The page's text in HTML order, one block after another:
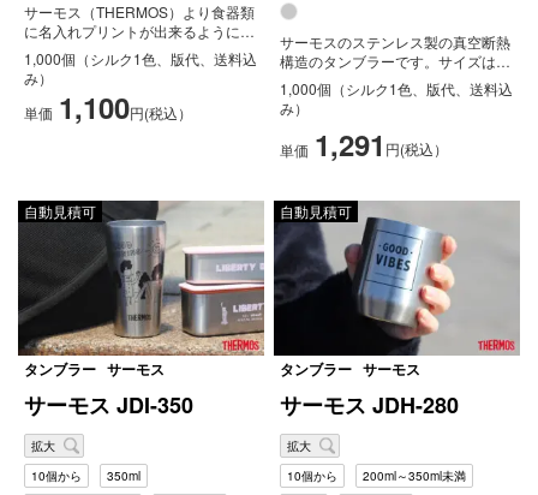
サーモス（THERMOS）より食器類
に名入れプリントが出来るようにな
りました！サーモス（THERMO...
1,000個（シルク1色、版代、送料込
み）
単価 1,100円(税込）
サーモスのステンレス製の真空断熱
構造のタンブラーです。サイズは
300mlです。ホットでもコールドで
も...
1,000個（シルク1色、版代、送料込
み）
単価 1,291 円(税込）
自動見積可
タンブラー サーモス
サーモス JDI-350
拡大
10個から
350ml
自動見積可
タンブラー サーモス
サーモス JDH-280
拡大
10個から
200ml～350ml未満